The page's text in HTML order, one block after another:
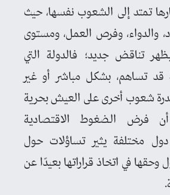
تمتد إلى الشعوب نفسها، حيث
والدواء، وفرص العمل، ومستوى
تناقض جديد؛ فالدولة التي
قد تساهم، بشكل مباشر أو غير
شعوب أخرى على العيش بحرية
أن فرض الضغوط الاقتصادية
مختلفة يثير تساؤلات حول
وحقها في اتخاذ قراراتها بعيدًا عن